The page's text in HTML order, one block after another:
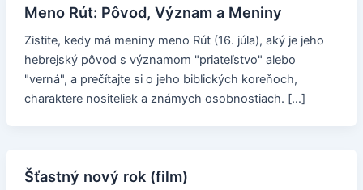
Meno Rút: Pôvod, Význam a Meniny
Zistite, kedy má meniny meno Rút (16. júla), aký je jeho
hebrejský pôvod s významom "priateľstvo" alebo
"verná", a prečítajte si o jeho biblických koreňoch,
charaktere nositeliek a známych osobnostiach. […]
Šťastný nový rok (film)